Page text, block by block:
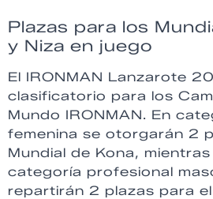
Plazas para los
y Niza en juego
El IRONMAN Lanzarote
clasificatorio para los
Mundo IRONMAN. En
femenina se otorgarán 2
Mundial de Kona,
categoría profesional
repartirán 2 plazas para